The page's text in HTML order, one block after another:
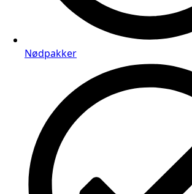
Nødpakker